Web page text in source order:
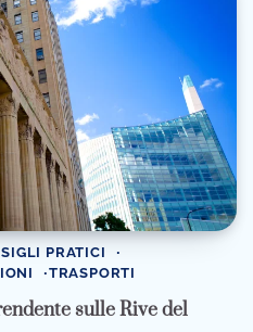
PRATICI
TRASPORTI
sulle Rive del